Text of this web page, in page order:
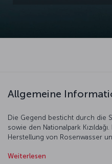
Allgemeine
Die Gegend besticht durch die
sowie den Nationalpark
Herstellung von Rosenwasser
andere europäische Länder, in
Weiterlesen